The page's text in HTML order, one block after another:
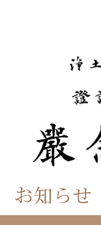
お知らせ